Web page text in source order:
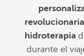
hidroterapia
durante el